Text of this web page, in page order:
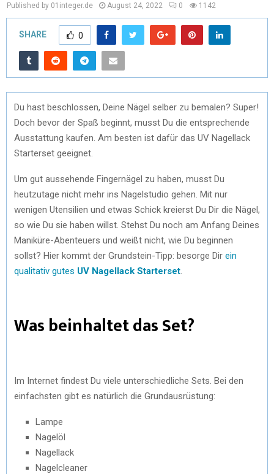
Published by 01integer.de August 24, 2022 0 1142
SHARE 0
Du hast beschlossen, Deine Nägel selber zu bemalen? Super!
Doch bevor der Spaß beginnt, musst Du die entsprechende
Ausstattung kaufen. Am besten ist dafür das UV Nagellack
Starterset geeignet.
Um gut aussehende Fingernägel zu haben, musst Du
heutzutage nicht mehr ins Nagelstudio gehen. Mit nur
wenigen Utensilien und etwas Schick kreierst Du Dir die Nägel,
so wie Du sie haben willst. Stehst Du noch am Anfang Deines
Maniküre-Abenteuers und weißt nicht, wie Du beginnen
sollst? Hier kommt der Grundstein-Tipp: besorge Dir ein
qualitativ gutes UV Nagellack Starterset
Was beinhaltet das Set?
Im Internet findest Du viele unterschiedliche Sets. Bei den
einfachsten gibt es natürlich die Grundausrüstung:
Lampe
Nagelöl
Nagellack
Nagelcleaner